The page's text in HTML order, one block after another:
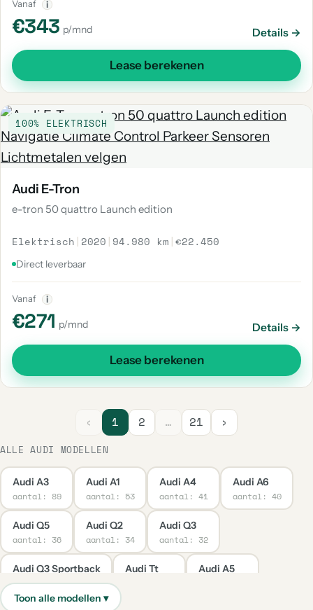
Vanaf i
€343 p/mnd Details →
Lease berekenen
100% ELEKTRISCH
Audi E-Tron
e-tron 50 quattro Launch edition
Elektrisch | 2020 | 94.980 km |€22.450
Direct leverbaar
Vanaf i
€271 p/mnd Details →
Lease berekenen
‹ 1 2 … 21 ›
ALLE AUDI MODELLEN
Audi A3
aantal: 89
Audi A1
aantal: 53
Audi A4
aantal: 41
Audi A6
aantal: 40
Audi Q5
aantal: 36
Audi Q2
aantal: 34
Audi Q3
aantal: 32
Audi Q3 Sportback
aantal: 29
Audi Tt Audi A5